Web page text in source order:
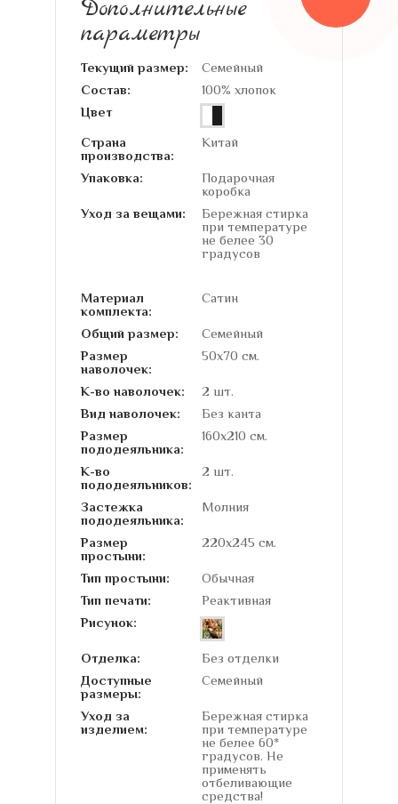
Дополнительные
параметры
Текущий размер:
Семейный
Состав:
100% хлопок
Цвет
Страна
производства:
Китай
Упаковка:
Подарочная
коробка
Уход за вещами:
Бережная стирка
при температуре
не белее 30
градусов
Материал
комплекта:
Сатин
Общий размер:
Семейный
Размер
наволочек:
50х70 см.
К-во наволочек:
2 шт.
Вид наволочек:
Без канта
Размер
пододеяльника:
160х210 см.
К-во
пододеяльников:
2 шт.
Застежка
пододеяльника:
Молния
Размер
простыни:
220х245 см.
Тип простыни:
Обычная
Тип печати:
Реактивная
Рисунок:
Отделка:
Без отделки
Доступные
размеры:
Семейный
Уход за
изделием:
Бережная стирка
при температуре
не белее 60*
градусов. Не
применять
отбеливающие
средства!